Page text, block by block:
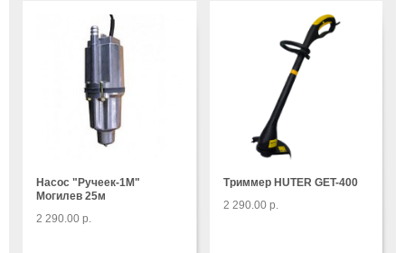
Насос "Ручеек-1М"
Могилев 25м
2 290.00 р.
Триммер HUTER GET-400
2 290.00 р.